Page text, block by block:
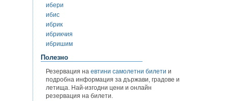
ибери
ибис
ибрик
ибрикчия
ибришим
Полезно
Резервация на евтини самолетни билети и
подробна информация за държави, градове и
летища. Най-изгодни цени и онлайн
резервация на билети.